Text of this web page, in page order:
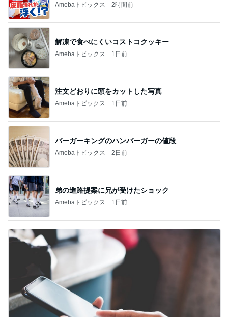
Amebaトピックス 2時間前
解凍で食べにくいコストコクッキー
Amebaトピックス 1日前
注文どおりに頭をカットした写真
Amebaトピックス 1日前
バーガーキングのハンバーガーの値段
Amebaトピックス 2日前
弟の進路提案に兄が受けたショック
Amebaトピックス 1日前